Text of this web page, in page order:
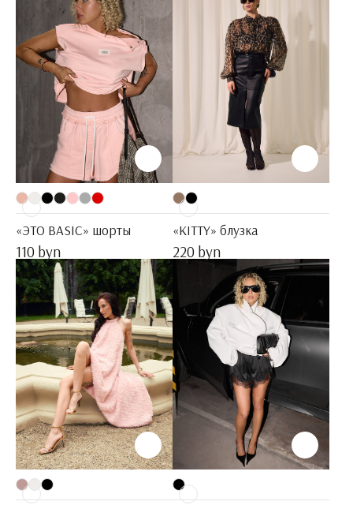
«ЭТО BASIC» шорты
110 byn
«KITTY» блузка
220 byn